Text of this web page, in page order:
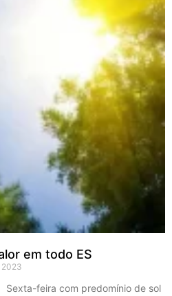
em todo ES
2023
feira com predomínio de sol